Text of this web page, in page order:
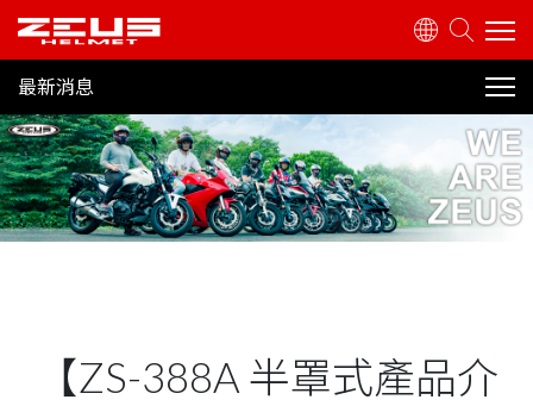
產品介紹
關於瑞獅
最新消息
最新消息
ALL
產品特色
行銷活動
【ZS-388A 半罩式產品介